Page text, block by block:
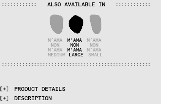
: : : : : : : : : : : : ALSO AVAILABLE IN : : : : : : : : : : : :
M’AMA
NON
M’AMA
MEDIUM
M’AMA
NON
M’AMA
LARGE
M’AMA
NON
M’AMA
SMALL
: : : : : : : : : : : : : : : : : : : : : : : : : : : : : : : : : : : : : : : : : : : : : : : : : : :
PRODUCT DETAILS
MATERIALS
DESCRIPTION